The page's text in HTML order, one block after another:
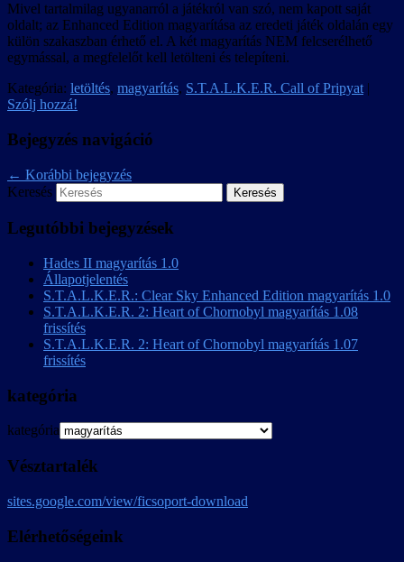
Mivel tartalmilag ugyanarról a játékról van szó, nem kapott saját
oldalt; az Enhanced Edition magyarítása az eredeti játék oldalán egy
külön szakaszban érhető el. A két magyarítás NEM felcserélhető
egymással, a megfelelőt kell letölteni és telepíteni.
Kategória: letöltés, magyarítás, S.T.A.L.K.E.R. Call of Pripyat |
Szólj hozzá!
Bejegyzés navigáció
← Korábbi bejegyzés
Keresés
Legutóbbi bejegyzések
Hades II magyarítás 1.0
Állapotjelentés
S.T.A.L.K.E.R.: Clear Sky Enhanced Edition magyarítás 1.0
S.T.A.L.K.E.R. 2: Heart of Chornobyl magyarítás 1.08
frissítés
S.T.A.L.K.E.R. 2: Heart of Chornobyl magyarítás 1.07
frissítés
kategória
kategória
Vésztartalék
sites.google.com/view/ficsoport-download
Elérhetőségeink